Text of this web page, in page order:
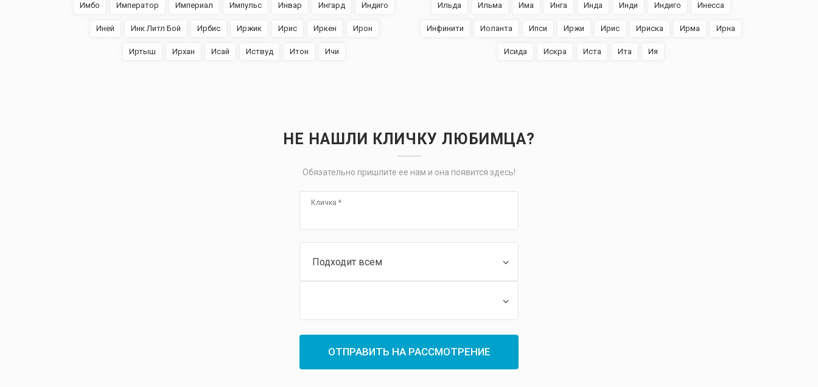
Имбо Император Империал Импульс Инвар Ингард Индиго
Иней Инк Литл Бой Ирбис Иржик Ирис Иркен Ирон
Иртыш Ирхан Исай Иствуд Итон Ичи
Ильда Ильма Има Инга Инда Инди Индиго Инесса
Инфинити Иоланта Ипси Иржи Ирис Ириска Ирма Ирна
Исида Искра Иста Ита Ия
НЕ НАШЛИ КЛИЧКУ ЛЮБИМЦА?
Обязательно пришлите ее нам и она появится здесь!
Кличка*
Подходит всем
ОТПРАВИТЬ НА РАССМОТРЕНИЕ